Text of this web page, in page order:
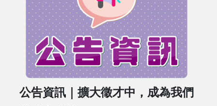
公告資訊｜擴大徵才中，成為我們